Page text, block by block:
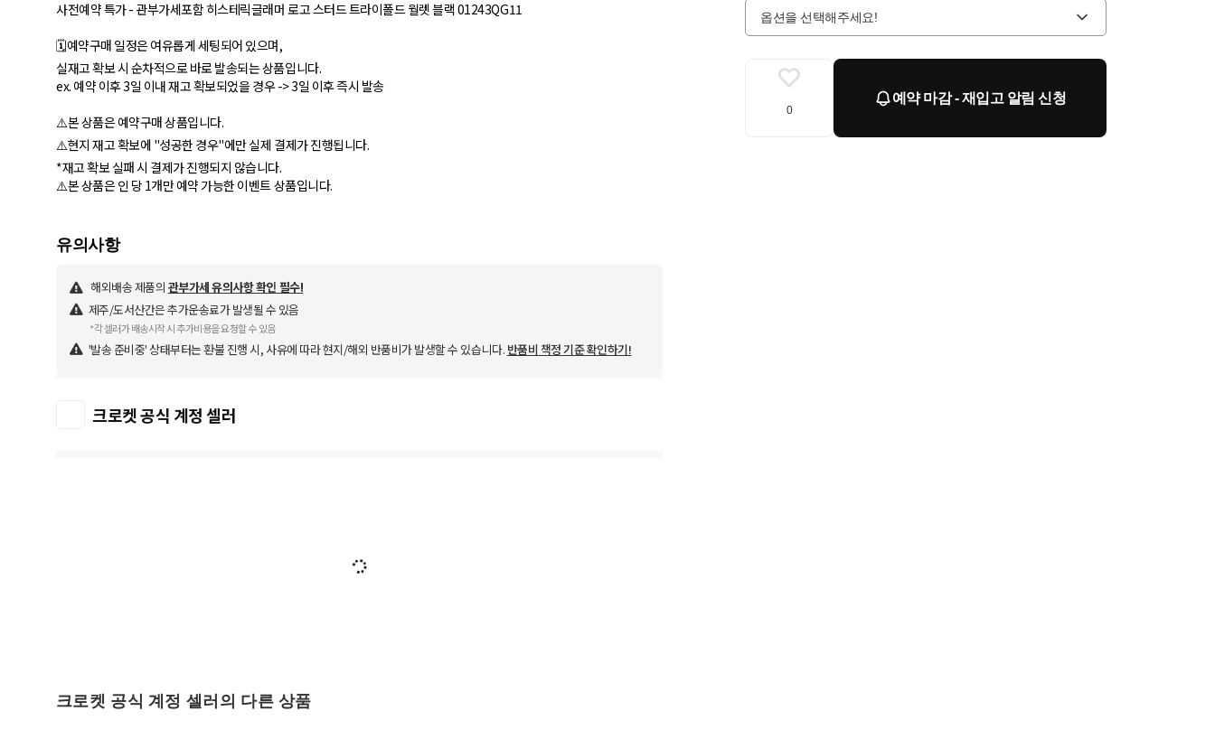
옵션을 선택해주세요!
0
예약 마감 - 재입고 알림 신청
사전예약 특가 - 관부가세포함 히스테릭글래머 로고 스터드 트라이폴드 월렛 블랙 01243QG11
🗓️예약구매 일정은 여유롭게 세팅되어 있으며,
실재고 확보 시 순차적으로 바로 발송되는 상품입니다.
ex. 예약 이후 3일 이내 재고 확보되었을 경우 -> 3일 이후 즉시 발송
⚠️본 상품은 예약구매 상품입니다.
⚠️현지 재고 확보에 "성공한 경우"에만 실제 결제가 진행됩니다.
*재고 확보 실패 시 결제가 진행되지 않습니다.
⚠️본 상품은 인 당 1개만 예약 가능한 이벤트 상품입니다.
유의사항
해외배송 제품의 관부가세 유의사항 확인 필수!
제주/도서산간은 추가운송료가 발생될 수 있음
*각 셀러가 배송시작 시 추가비용을 요청할 수 있음
'발송 준비중' 상태부터는 환불 진행 시, 사유에 따라 현지/해외 반품비가 발생할 수 있습니다. 반품비 책정 기준 확인하기!
크로켓 공식 계정 셀러
크로켓 공식 계정 셀러의 다른 상품